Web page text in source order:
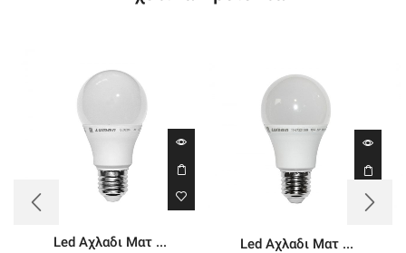
Led Αχλαδι Ματ ... Led Αχλαδι Ματ ...